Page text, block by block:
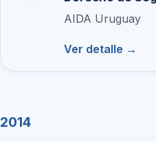
AIDA Uruguay
Ver detalle →
2014